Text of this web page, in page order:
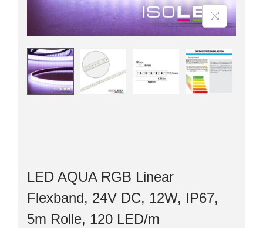
LED AQUA RGB Linear
Flexband, 24V DC, 12W, IP67,
5m Rolle, 120 LED/m